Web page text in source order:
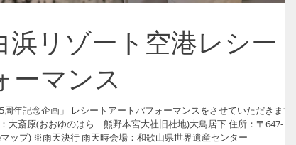
浜リゾート空港レシー
ーマンス
年記念企画」 レシートアートパフォーマンスをさせていただきます。
大斎原(おおゆのはら 熊野本宮大社旧社地)大鳥居下 住所：〒647-
1731 和歌山県田辺市本宮町本宮１(Googleマップ) ※雨天決行 雨天時会場：和歌山県世界遺産センター